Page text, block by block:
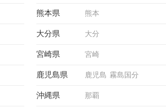
熊本県 熊本
大分県 大分
宮崎県 宮崎
鹿児島県 鹿児島 霧島国分
沖縄県 那覇